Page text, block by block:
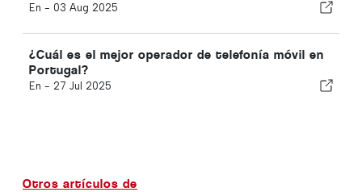
En - 03 Aug 2025
¿Cuál es el mejor operador de telefonía móvil en
Portugal?
En - 27 Jul 2025
Otros artículos de